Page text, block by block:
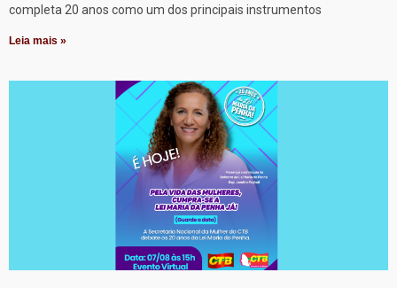
completa 20 anos como um dos principais instrumentos
Leia mais »